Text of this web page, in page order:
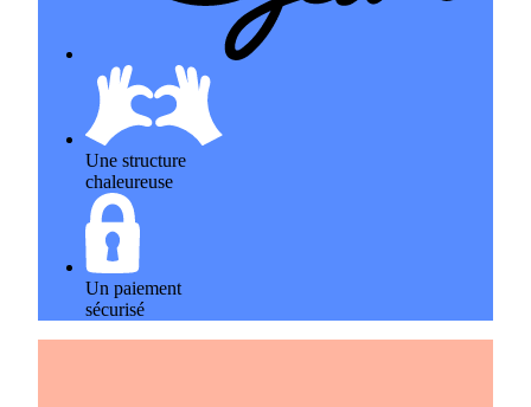
Une structure
chaleureuse
Un paiement
sécurisé